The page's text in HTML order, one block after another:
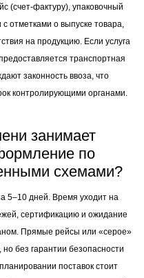
(счет-фактуру), упаковочный
отметками о выпуске товара,
на продукцию. Если услуга
транспортная
законность ввоза, что
контролирующими органами.
занимает
по
схемами?
5–10 дней. Время уходит на
сертификацию и ожидание
Прямые рейсы или «серое»
но без гарантии безопасности
поставок стоит